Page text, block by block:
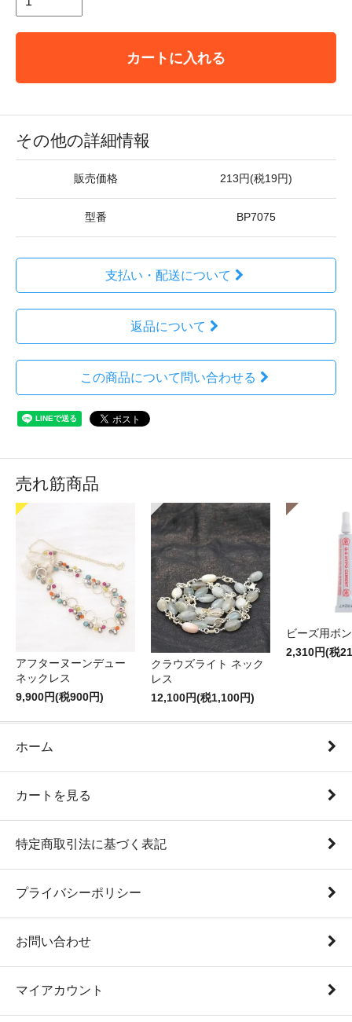
カートに入れる
その他の詳細情報
販売価格 213円(税19円)
型番 BP7075
支払い・配送について
返品について
この商品について問い合わせる
売れ筋商品
アフターヌーンデュー
ネックレス
9,900円(税900円)
クラウズライト ネック
レス
12,100円(税1,100円)
ビーズ用ボ
2,310円(税
ホーム
カートを見る
特定商取引法に基づく表記
プライバシーポリシー
お問い合わせ
マイアカウント